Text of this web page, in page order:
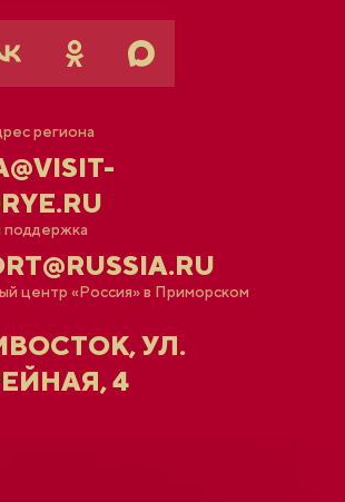
региона
поддержка
центр «Россия» в Приморском
УЛ.
4